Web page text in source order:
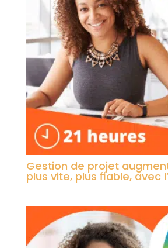
Gestion de projet
plus vite, plus fiable, avec